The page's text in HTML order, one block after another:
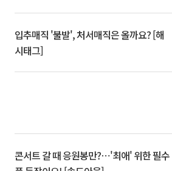
입추매직 '불발', 처서매직은 올까요? [해
시태그]
콘서트 갈 때 응원봉만?⋯'최애' 위한 필수